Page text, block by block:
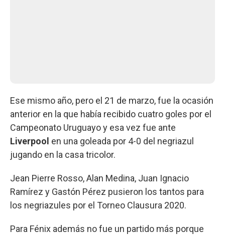
Ese mismo año, pero el 21 de marzo, fue la ocasión
anterior en la que había recibido cuatro goles por el
Campeonato Uruguayo y esa vez fue ante
Liverpool en una goleada por 4-0 del negriazul
jugando en la casa tricolor.
Jean Pierre Rosso, Alan Medina, Juan Ignacio
Ramírez y Gastón Pérez pusieron los tantos para
los negriazules por el Torneo Clausura 2020.
Para Fénix además no fue un partido más porque